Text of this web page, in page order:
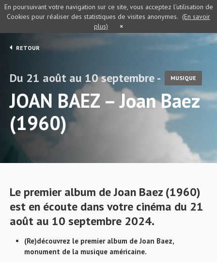
RETOUR
Du 21 août au 10 septembre - MUSIQUE
JOAN BAEZ – Joan Baez
(1960)
Le premier album de Joan Baez (1960)
est en écoute dans votre cinéma du 21
août au 10 septembre 2024.
(Re)découvrez le premier album de Joan Baez,
monument de la musique américaine.
En poursuivant votre navigation sur ce site, vous acceptez l’utilisation de
Cookies pour réaliser des statistiques de visites anonymes. (En savoir
plus)
×